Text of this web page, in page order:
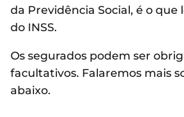
da Previdência Social, é o que
do INSS.
Os segurados podem ser
facultativos. Falaremos mais
abaixo.